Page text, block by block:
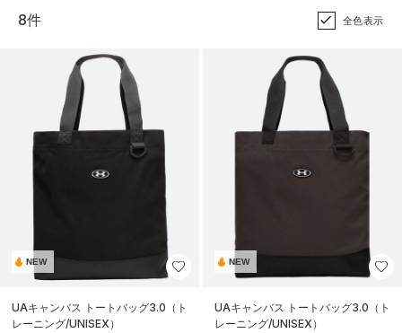
8件 全色表示
NEW
UAキャンバス トートバッグ3.0（ト
レーニング/UNISEX）
NEW
UAキャンバス トートバッグ3.0（ト
レーニング/UNISEX）